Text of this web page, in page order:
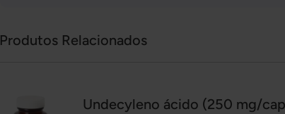
Produtos Relacionados
Undecyleno ácido (250 mg/